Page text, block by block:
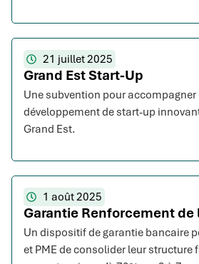
21 juillet 2025
Grand Est Start-Up
Une subvention pour
développement de start-up
Grand Est.
1 août 2025
Garantie Renforcement de
Un dispositif de garantie bancaire
et PME de consolider leur structure